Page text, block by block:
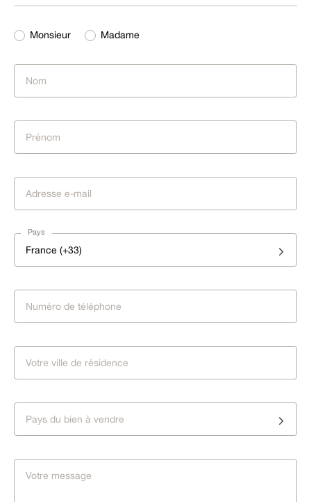
Monsieur Madame
Pays
France (+33)
Pays du bien à vendre